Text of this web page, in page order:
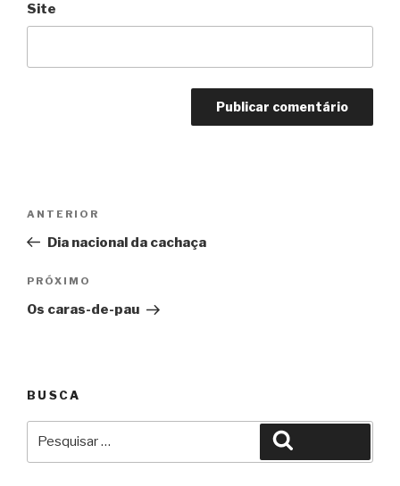
Site
Post
Anterior
ANTERIOR
Dia nacional da cachaça
Próximo
PRÓXIMO
Os caras-de-pau
BUSCA